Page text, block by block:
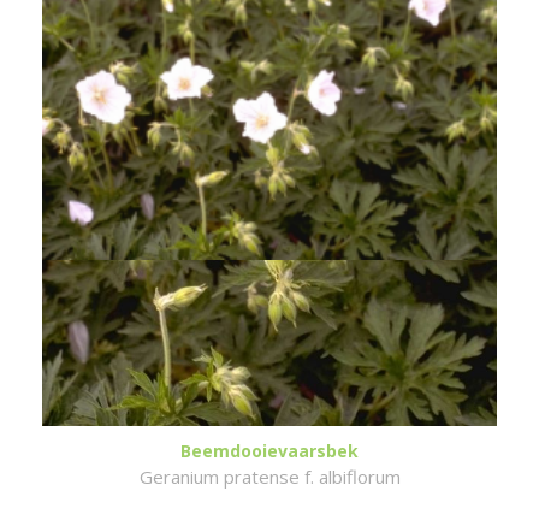
Beemdooievaarsbek
Geranium pratense f. albiflorum